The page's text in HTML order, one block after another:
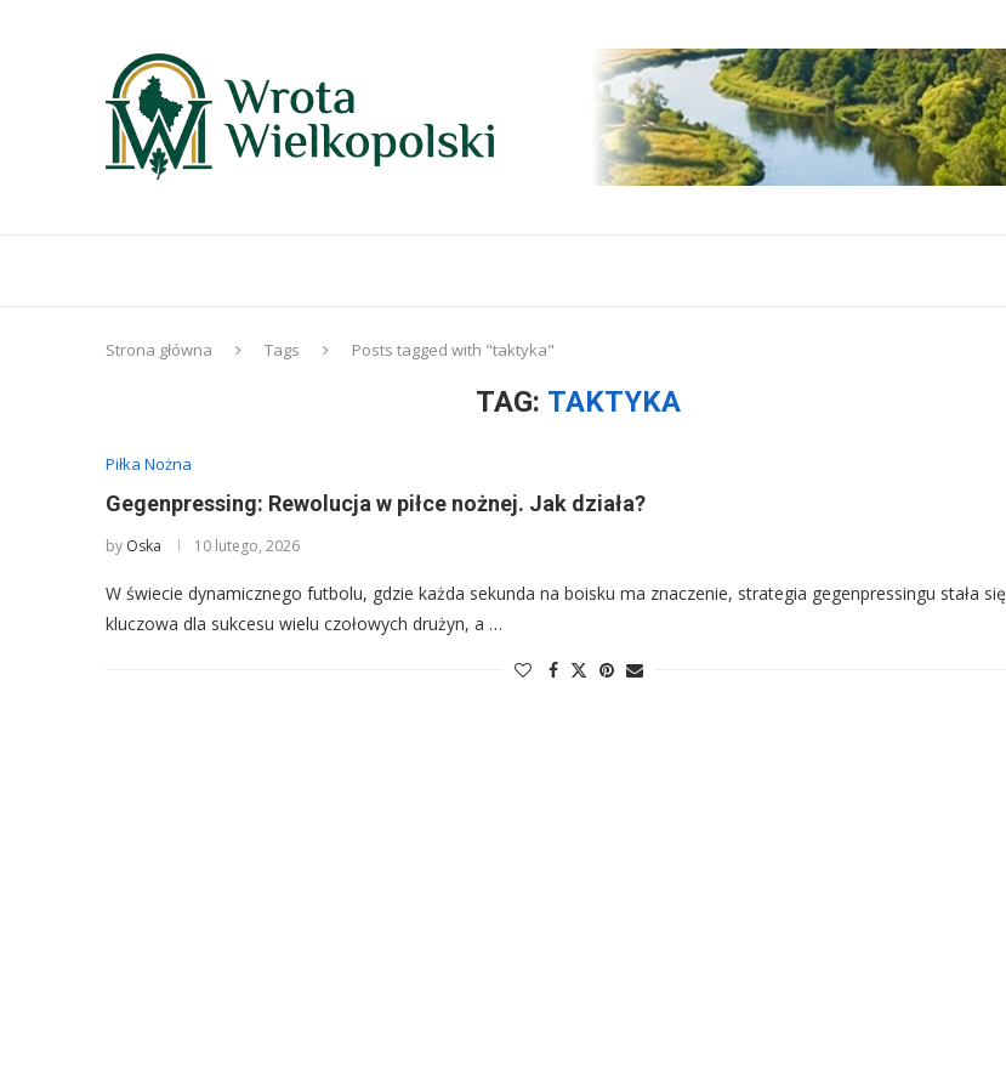
Strona główna Tags Posts tagged with "taktyka"
TAG: TAKTYKA
Piłka Nożna
Gegenpressing: Rewolucja w piłce nożnej. Jak działa?
by Oska 10 lutego, 2026
W świecie dynamicznego futbolu, gdzie każda sekunda na boisku ma znaczenie, strategia gegenpressingu stała się
kluczowa dla sukcesu wielu czołowych drużyn, a …